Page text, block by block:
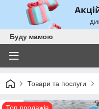
Буду мамою
Товари та послуги